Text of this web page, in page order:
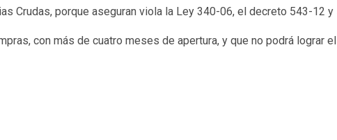
Crudas, porque aseguran viola la Ley 340-06, el decreto 543-12
con más de cuatro meses de apertura, y que no podrá lograr